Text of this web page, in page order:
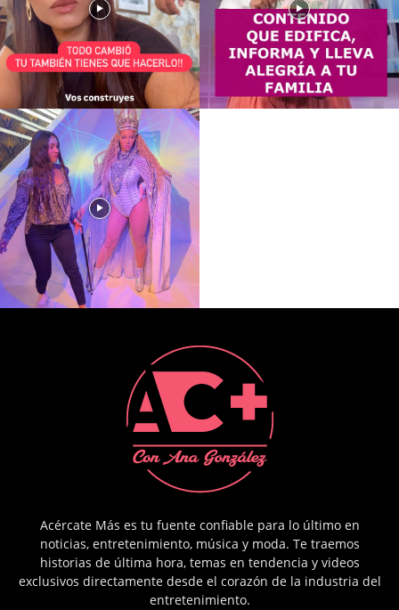
Acércate Más es tu fuente confiable para lo último en
noticias, entretenimiento, música y moda. Te traemos
historias de última hora, temas en tendencia y videos
exclusivos directamente desde el corazón de la industria del
entretenimiento.